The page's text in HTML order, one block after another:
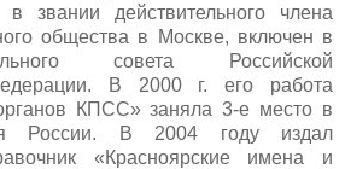
звании действительного члена
общества в Москве, включен в
совета Российской
В 2000 г. его работа
КПСС» заняла 3-е место в
России. В 2004 году издал
«Красноярские имена и